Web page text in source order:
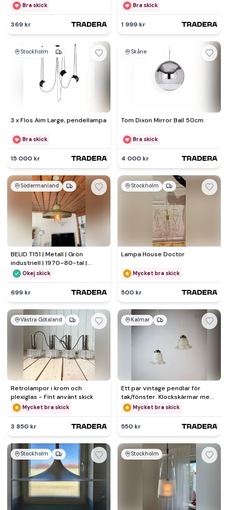
Bra skick
369 kr
Bra skick
1 999 kr
Stockholm
3 x Flos Aim Large, pendellampa
Bra skick
15 000 kr
Skåne
Tom Dixon Mirror Ball 50cm
Bra skick
4 000 kr
Södermanland
BELID T151 | Metall | Grön
industriell | 1970–80-tal |
Skandinavisk
Okej skick
699 kr
Stockholm
Lampa House Doctor
Mycket bra skick
500 kr
Västra Götaland
Retrolampor i krom och
plexiglas - Fint använt skick
Mycket bra skick
3 850 kr
Kalmar
Ett par vintage pendlar för
tak/fönster. Klockskärmar med
volang frostat glas.
Mycket bra skick
550 kr
Stockholm Stockholm